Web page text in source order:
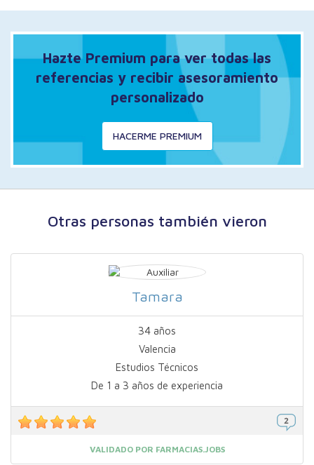
Hazte Premium para ver todas las
referencias y recibir asesoramiento
personalizado
HACERME PREMIUM
Otras personas también vieron
Tamara
34 años
Valencia
Estudios Técnicos
De 1 a 3 años de experiencia
VALIDADO POR FARMACIAS.JOBS